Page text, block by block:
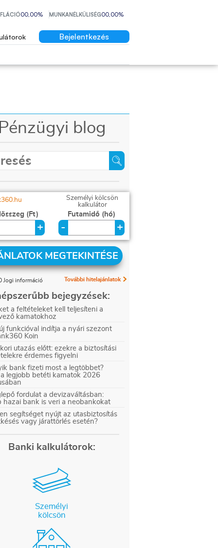
00,00% MUNKANÉLKÜLISÉG00,00%
Bejelentkezés
Pénzügyi blog
Személyi kölcsön
kalkulátor
(Ft)
+
Futamidő (hó)
- +
MEGTEKINTÉSE
Jogi információ További hitelajánlatok
bejegyzések:
a feltételeket kell teljesíteni a
kamatokhoz
funkcióval indítja a nyári szezont
Koin
utazás előtt: ezekre a biztosítási
érdemes figyelni
bank fizeti most a legtöbbet?
a legjobb betéti kamatok 2026
fordulat a devizaváltásban:
hazai bank is veri a neobankokat
segítséget nyújt az utasbiztosítás
vagy járattörlés esetén?
Banki kalkulátorok:
Személyi
kölcsön